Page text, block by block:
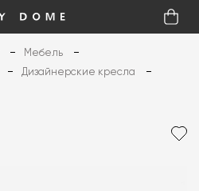
Мебель
Дизайнерские кресла